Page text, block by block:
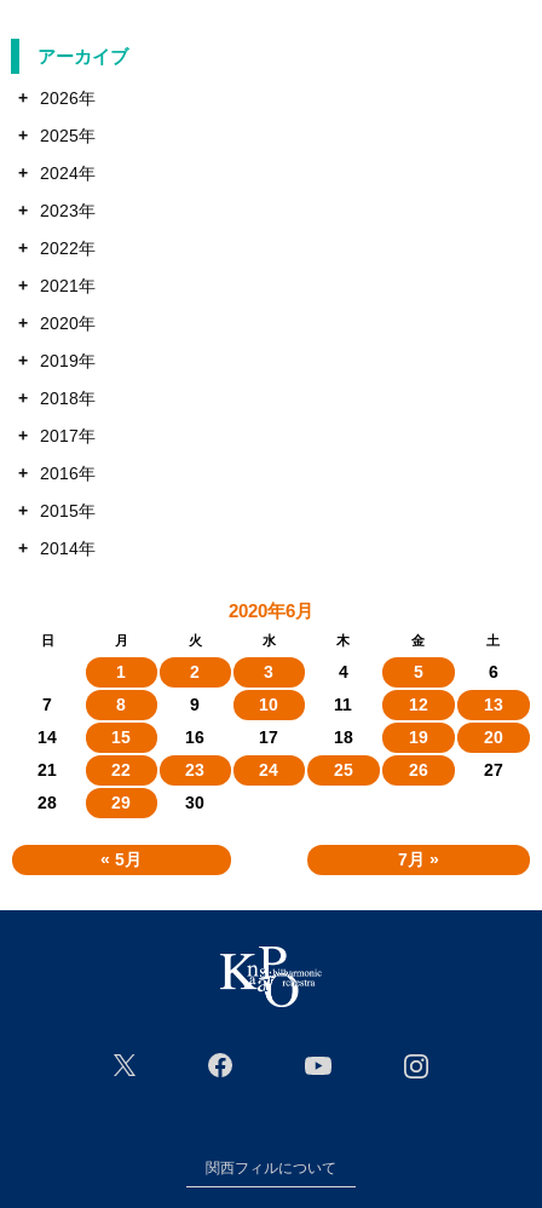
アーカイブ
+
2026年
+
2025年
+
2024年
+
2023年
+
2022年
+
2021年
+
2020年
+
2019年
+
2018年
+
2017年
+
2016年
+
2015年
+
2014年
2020年6月
日 月 火 水 木 金 土
« 5月 7月 »
1 2 3 4 5
6
7
8 9 10 11 12
13
14
15 16 17 18 19
20
21
22 23 24 25 26
27
28
29 30
関西フィルについて